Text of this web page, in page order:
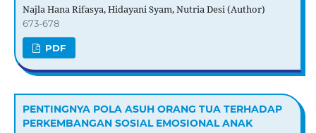
Najla Hana Rifasya, Hidayani Syam, Nutria Desi (Author)
673-678
PDF
PENTINGNYA POLA ASUH ORANG TUA TERHADAP
PERKEMBANGAN SOSIAL EMOSIONAL ANAK